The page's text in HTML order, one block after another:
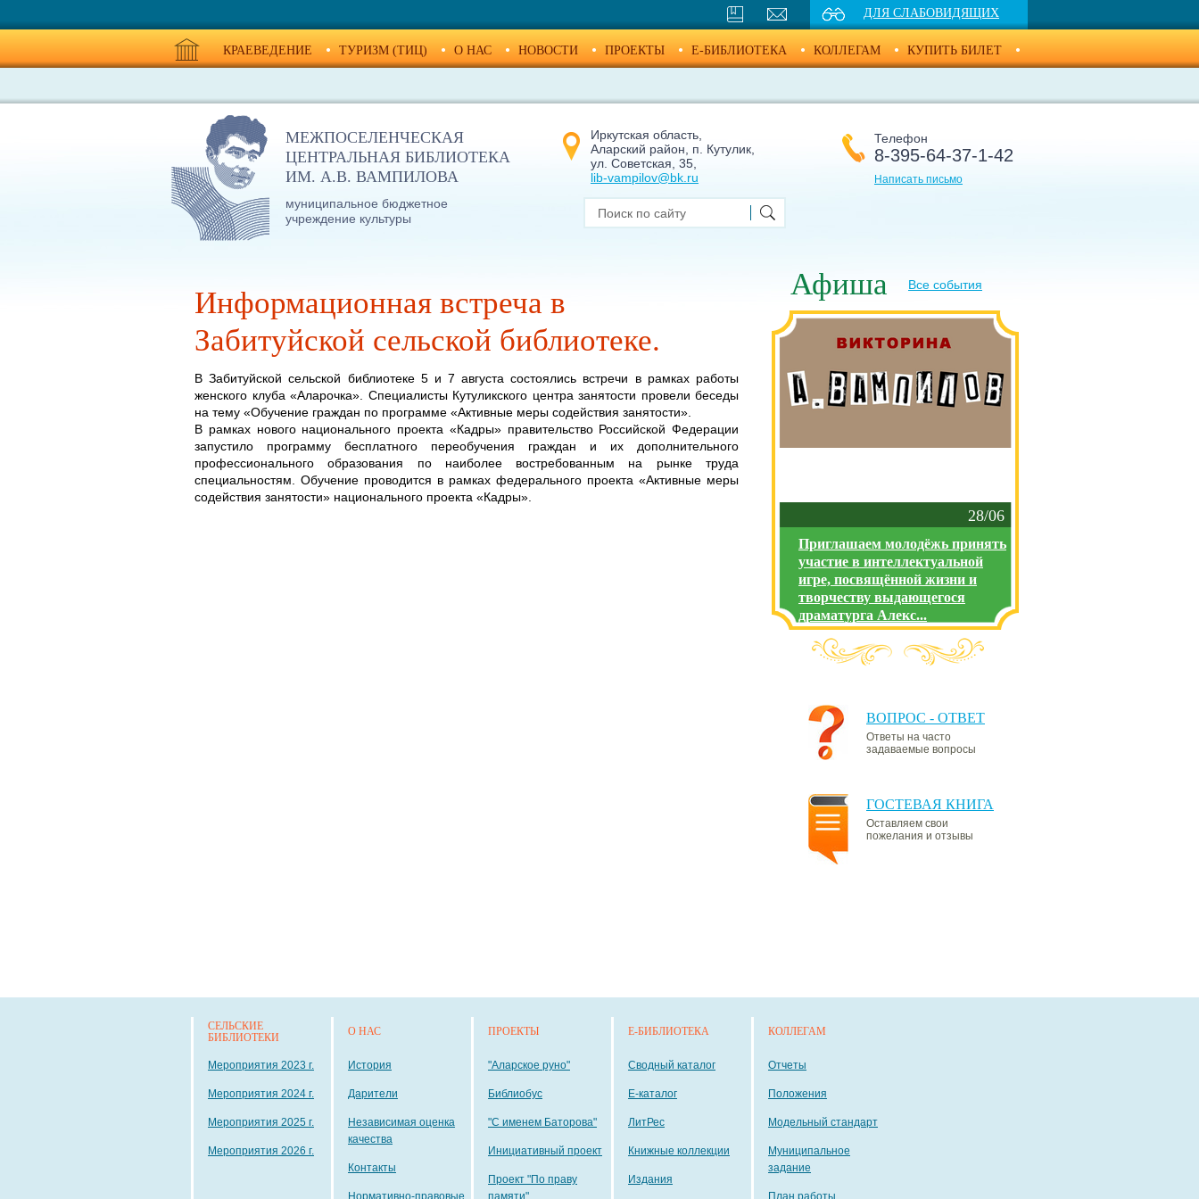
ДЛЯ СЛАБОВИДЯЩИХ
КРАЕВЕДЕНИЕ ТУРИЗМ (ТИЦ) О НАС НОВОСТИ ПРОЕКТЫ E-БИБЛИОТЕКА КОЛЛЕГАМ КУПИТЬ БИЛЕТ
МЕЖПОСЕЛЕНЧЕСКАЯ
ЦЕНТРАЛЬНАЯ БИБЛИОТЕКА
ИМ. А.В. ВАМПИЛОВА
муниципальное бюджетное
учреждение культуры
Иркутская область,
Аларский район, п. Кутулик,
ул. Советская, 35,
lib-vampilov@bk.ru
Телефон
8-395-64-37-1-42
Написать письмо
Информационная встреча в
Забитуйской сельской библиотеке.
В Забитуйской сельской библиотеке 5 и 7 августа состоялись встречи в рамках работы
женского клуба «Аларочка». Специалисты Кутуликского центра занятости провели беседы
на тему «Обучение граждан по программе «Активные меры содействия занятости».
В рамках нового национального проекта «Кадры» правительство Российской Федерации
запустило программу бесплатного переобучения граждан и их дополнительного
профессионального образования по наиболее востребованным на рынке труда
специальностям. Обучение проводится в рамках федерального проекта «Активные меры
содействия занятости» национального проекта «Кадры».
Афиша Все события
28/06
Приглашаем молодёжь принять
участие в интеллектуальной
игре, посвящённой жизни и
творчеству выдающегося
драматурга Алекс...
ВОПРОС - ОТВЕТ
Ответы на часто
задаваемые вопросы
ГОСТЕВАЯ КНИГА
Оставляем свои
пожелания и отзывы
СЕЛЬСКИЕ
БИБЛИОТЕКИ
Мероприятия 2023 г.
Мероприятия 2024 г.
Мероприятия 2025 г.
Мероприятия 2026 г.
О НАС
История
Дарители
Независимая оценка
качества
Контакты
Нормативно-правовые
ПРОЕКТЫ
"Аларское руно"
Библиобус
"С именем Баторова"
Инициативный проект
Проект "По праву
памяти"
E-БИБЛИОТЕКА
Сводный каталог
E-каталог
ЛитРес
Книжные коллекции
Издания
КОЛЛЕГАМ
Отчеты
Положения
Модельный стандарт
Муниципальное
задание
План работы